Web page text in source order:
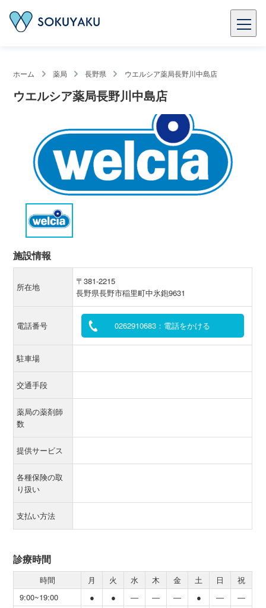
ホーム 薬局 長野県 ウエルシア薬局長野川中島店
ウエルシア薬局長野川中島店
施設情報
所在地
〒381-2215
長野県長野市稲里町中氷鉋9631
電話番号 0262910683：電話をかける
駐車場
交通手段
薬局の薬剤師
数
提供サービス
各種保険の取
り扱い
支払い方法
診療時間
時間 月 火 水 木 金 土 日
祝
9:00~19:00
● ● ― ― ― ● ―
―